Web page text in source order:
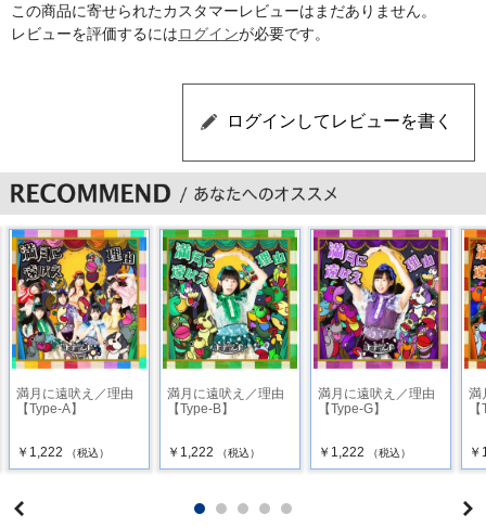
この商品に寄せられたカスタマーレビューはまだありません。
レビューを評価するにはログインが必要です。
満月に遠吠え／理由
【Type-A】
￥1,222 （税込）
満月に遠吠え／理由
【Type-B】
￥1,222 （税込）
満月に遠吠え／理由
【Type-G】
￥1,222 （税込）
満